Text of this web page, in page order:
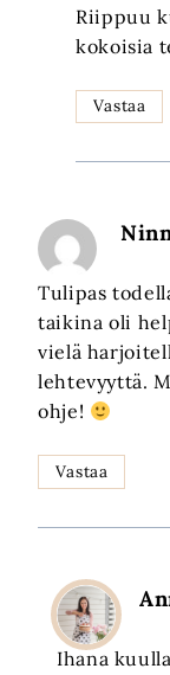
Riippuu
kokoisia
Vastaa
Tulipas
taikina oli
vielä
lehtevyyttä.
ohje!
Vastaa
Ihana